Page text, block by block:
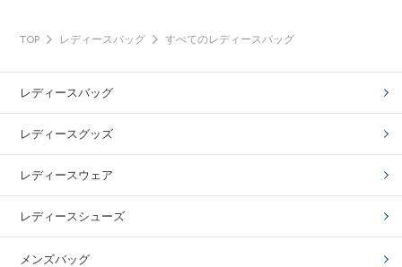
TOP レディースバッグ すべてのレディースバッグ
レディースバッグ
レディースグッズ
レディースウェア
レディースシューズ
メンズバッグ